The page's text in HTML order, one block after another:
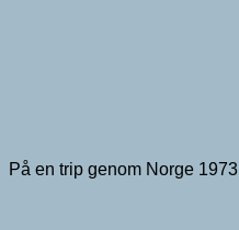
På en trip genom Norge 1973